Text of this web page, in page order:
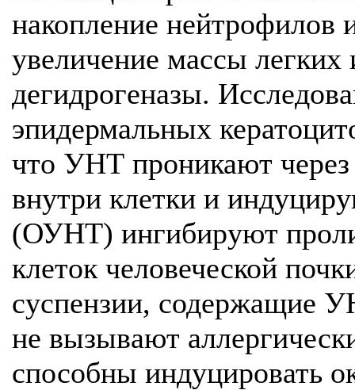
накопление нейтрофилов
увеличение массы легких
дегидрогеназы.
эпидермальных
что УНТ проникают через
внутри клетки и
(ОУНТ) ингибируют
клеток человеческой
суспензии, содержащие
не вызывают
способны индуцировать